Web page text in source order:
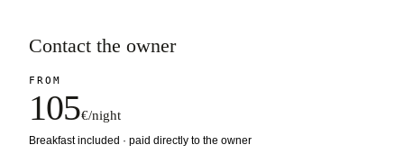
Contact the owner
FROM
105€/night
Breakfast included · paid directly to the owner